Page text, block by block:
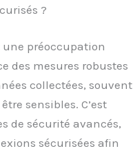
?
préoccupation
des mesures robustes
collectées, souvent
sensibles. C’est
de sécurité avancés,
sécurisées afin